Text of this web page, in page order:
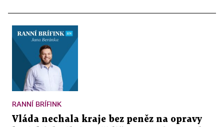
RANNÍ BRÍFINK
Vláda nechala kraje bez peněz na opravy